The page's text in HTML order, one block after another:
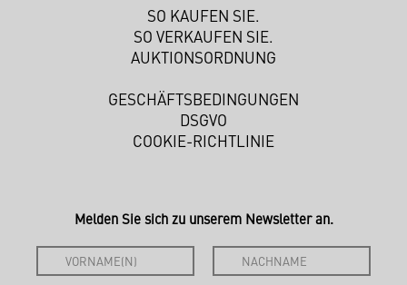
SO KAUFEN SIE.
SO VERKAUFEN SIE.
AUKTIONSORDNUNG
GESCHÄFTSBEDINGUNGEN
DSGVO
COOKIE-RICHTLINIE
Melden Sie sich zu unserem Newsletter an.